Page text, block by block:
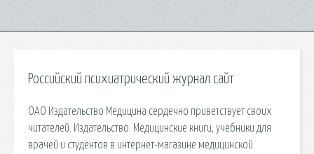
Российский психиатрический журнал сайт
ОАО Издательство Медицина сердечно приветствует своих
читателей. Издательство. Медицинские книги, учебники для
врачей и студентов в интернет-магазине медицинской.